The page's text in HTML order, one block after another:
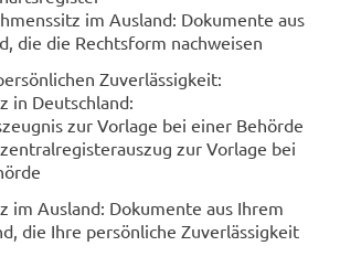
im Ausland: Dokumente aus
die die Rechtsform nachweisen
Zuverlässigkeit:
in Deutschland:
zur Vorlage bei einer Behörde
zur Vorlage bei
im Ausland: Dokumente aus Ihrem
die Ihre persönliche Zuverlässigkeit